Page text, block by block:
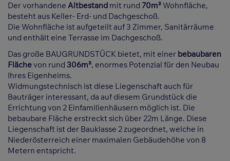
Der vorhandene Altbestand mit rund 70m² Wohnfläche,
besteht aus Keller- Erd- und Dachgeschoß.
Die Wohnfläche ist aufgeteilt auf 3 Zimmer, Sanitärräume
und enthält eine Terrasse im Dachgeschoß.
Das große BAUGRUNDSTÜCK bietet, mit einer bebaubaren
Flächevon rund 306m², enormes Potenzial für den Neubau
Ihres Eigenheims.
Widmungstechnisch ist diese Liegenschaft auch für
Bauträger interessant, da auf diesem Grundstück die
Errichtung von 2 Einfamilienhäusern möglich ist. Die
bebaubare Fläche erstreckt sich über 22m Länge. Diese
Liegenschaft ist der Bauklasse 2 zugeordnet, welche in
Niederösterreich einer maximalen Gebäudehöhe von 8
Metern entspricht.